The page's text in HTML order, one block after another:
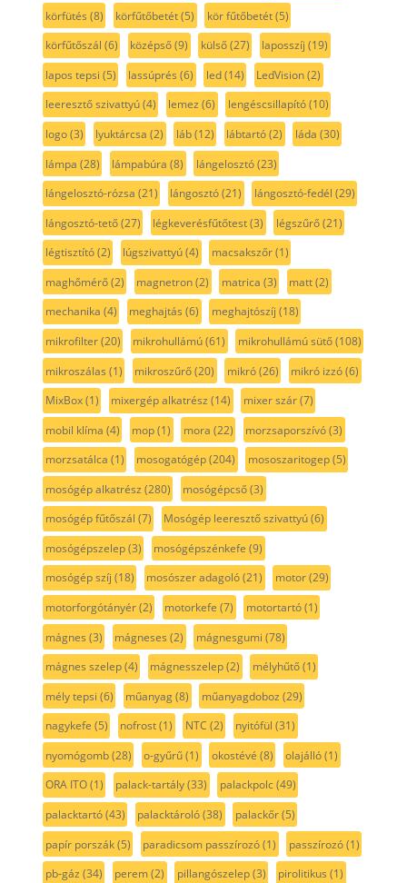
körfütés (8) körfűtőbetét(5) kör fűtőbetét(5)
körfűtőszál (6) középső(9) külső(27) laposszíj (19)
lapos tepsi (5) lassúprés (6) led(14) LedVision(2)
leeresztő szivattyú(4) lemez (6) lengéscsillapító(10)
logo(3) lyuktárcsa (2) láb(12) lábtartó(2) láda (30)
lámpa (28) lámpabúra (8) lángelosztó(23)
lángelosztó-rózsa (21) lángosztó(21) lángosztó-fedél (29)
lángosztó-tető(27) légkeverésfűtőtest(3) légszűrő(21)
légtisztító(2) lúgszivattyú(4) macsakszőr(1)
maghőmérő(2) magnetron(2) matrica (3) matt(2)
mechanika (4) meghajtás (6) meghajtószíj (18)
mikrofilter(20) mikrohullámú(61) mikrohullámú sütő(108)
mikroszálas (1) mikroszűrő(20) mikró(26) mikró izzó(6)
MixBox(1) mixergép alkatrész (14) mixer szár(7)
mobil klíma (4) mop(1) mora (22) morzsaporszívó(3)
morzsatálca (1) mosogatógép(204) mososzaritogep(5)
mosógép alkatrész (280) mosógépcső(3)
mosógép fűtőszál (7) Mosógép leeresztő szivattyú(6)
mosógépszelep(3) mosógépszénkefe (9)
mosógép szíj (18) mosószer adagoló(21) motor(29)
motorforgótányér(2) motorkefe (7) motortartó(1)
mágnes (3) mágneses (2) mágnesgumi (78)
mágnes szelep(4) mágnesszelep(2) mélyhűtő(1)
mély tepsi (6) műanyag(8) műanyagdoboz (29)
nagykefe (5) nofrost(1) NTC (2) nyitófül (31)
nyomógomb(28) o-gyűrű(1) okostévé (8) olajálló(1)
ORA ITO(1) palack-tartály(33) palackpolc(49)
palacktartó(43) palacktároló(38) palackőr(5)
papír porszák(5) paradicsom passzírozó(1) passzírozó(1)
pb-gáz (34) perem(2) pillangószelep(3) pirolitikus (1)